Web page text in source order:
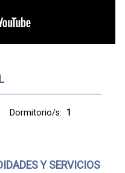
Dormitorio/s: 1
Y SERVICIOS